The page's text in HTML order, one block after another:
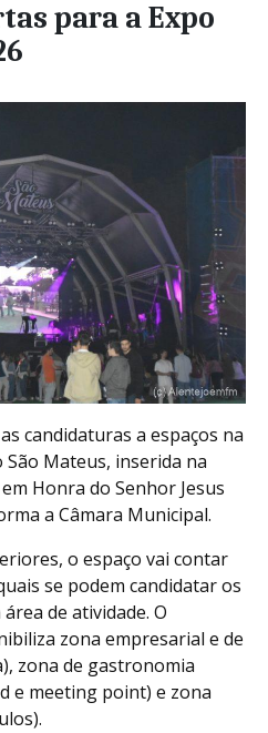
para a Expo
candidaturas a espaços na
São Mateus, inserida na
Honra do Senhor Jesus
a Câmara Municipal.
o espaço vai contar
se podem candidatar os
de atividade. O
zona empresarial e de
zona de gastronomia
e meeting point) e zona